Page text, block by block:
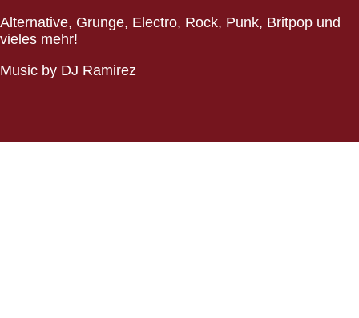
Alternative, Grunge, Electro, Rock, Punk, Britpop und
vieles mehr!
Music by DJ Ramirez